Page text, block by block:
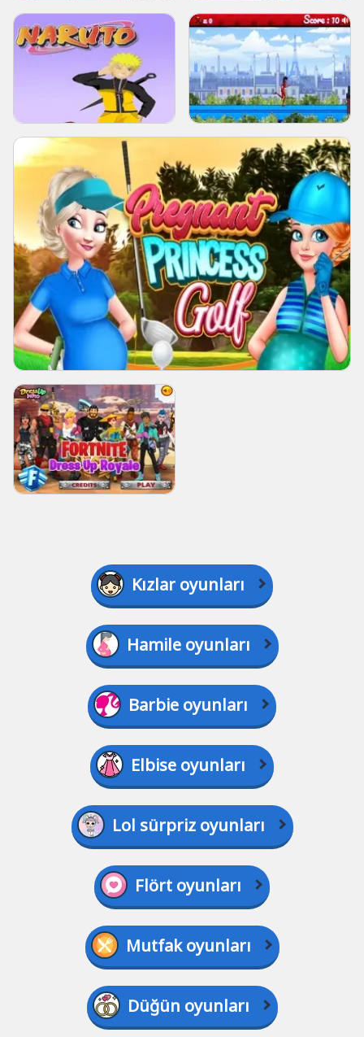
Kızlar oyunları
Hamile oyunları
Barbie oyunları
Elbise oyunları
Lol sürpriz oyunları
Flört oyunları
Mutfak oyunları
Düğün oyunları